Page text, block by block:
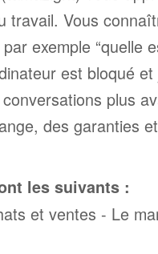
travail. Vous
exemple “quelle
est bloqué
plus
des garanties
les suivants :
et ventes - Le